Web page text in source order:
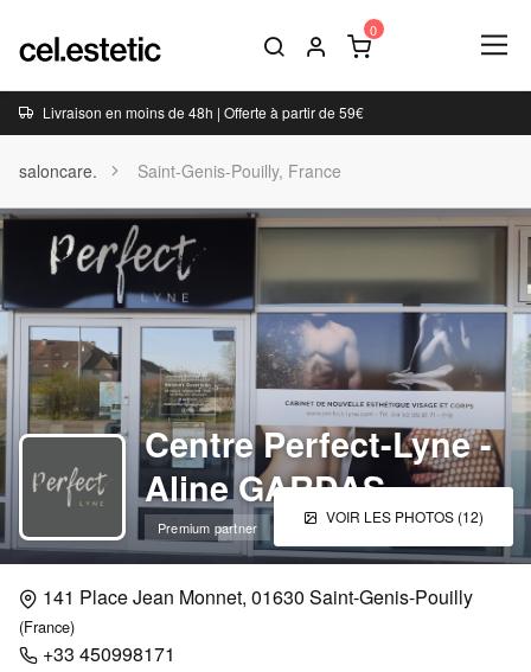
Livraison en moins de 48h | Offerte à partir de 59€
saloncare. Saint-Genis-Pouilly, France
VOIR LES PHOTOS (12)
Centre Perfect-Lyne -
Aline GARDAS
Premium partner
141 Place Jean Monnet, 01630 Saint-Genis-Pouilly
(France)
+33 450998171